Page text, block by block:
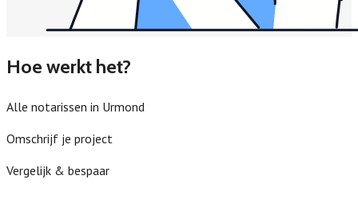
Hoe werkt het?
Alle notarissen in Urmond
Omschrijf je project
Vergelijk & bespaar